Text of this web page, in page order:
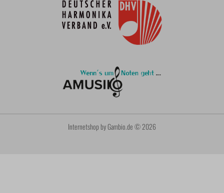
Internetshop by Gambio.de © 2026